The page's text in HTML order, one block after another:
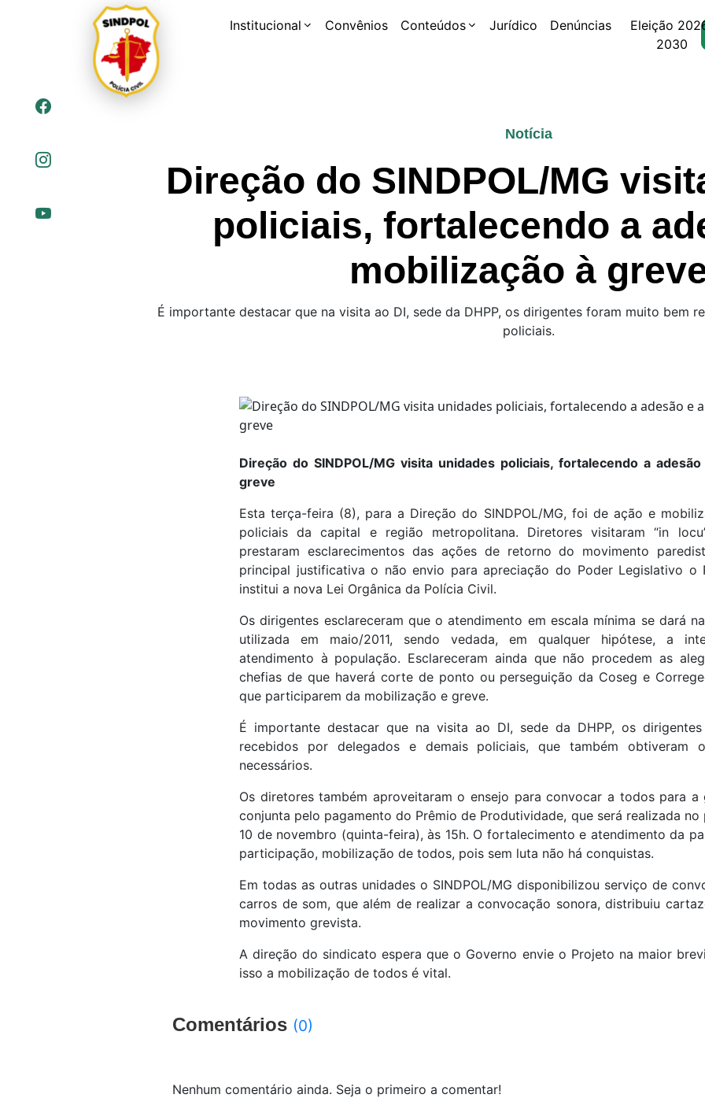
Institucional Convênios Conteúdos Jurídico Denúncias
Eleição
2030
Notícia
Direção do SINDPOL/MG
policiais, fortalecendo a
mobilização à
É importante destacar que na visita ao DI, sede da DHPP, os dirigentes foram muito bem
policiais.
Direção do SINDPOL/MG visita unidades policiais, fortalecendo a
greve
Esta terça-feira (8), para a Direção do SINDPOL/MG, foi de ação e
policiais da capital e região metropolitana. Diretores visitaram “in
prestaram esclarecimentos das ações de retorno do movimento
principal justificativa o não envio para apreciação do Poder Legislativo o
institui a nova Lei Orgânica da Polícia Civil.
Os dirigentes esclareceram que o atendimento em escala mínima se dará
utilizada em maio/2011, sendo vedada, em qualquer hipótese, a
atendimento à população. Esclareceram ainda que não procedem as
chefias de que haverá corte de ponto ou perseguição da Coseg e
que participarem da mobilização e greve.
É importante destacar que na visita ao DI, sede da DHPP, os
recebidos por delegados e demais policiais, que também obtiveram
necessários.
Os diretores também aproveitaram o ensejo para convocar a todos para a
conjunta pelo pagamento do Prêmio de Produtividade, que será realizada no
10 de novembro (quinta-feira), às 15h. O fortalecimento e atendimento da
participação, mobilização de todos, pois sem luta não há conquistas.
Em todas as outras unidades o SINDPOL/MG disponibilizou serviço de
carros de som, que além de realizar a convocação sonora, distribuiu
movimento grevista.
A direção do sindicato espera que o Governo envie o Projeto na maior
isso a mobilização de todos é vital.
Comentários (0)
Nenhum comentário ainda. Seja o primeiro a comentar!